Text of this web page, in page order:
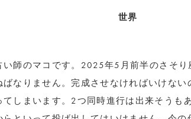
世界
い師のマコです。2025年5月前半のさそ
ばなりません。完成させなければいけな
てしまいます。2つ同時進行は出来そうも